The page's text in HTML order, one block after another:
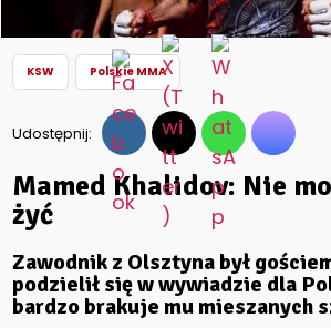
KSW Polskie MMA
Udostępnij:
Mamed Khalidov: Nie
żyć
Zawodnik z Olsztyna był
podzielił się w wywiadzie dla
bardzo brakuje mu mieszanych